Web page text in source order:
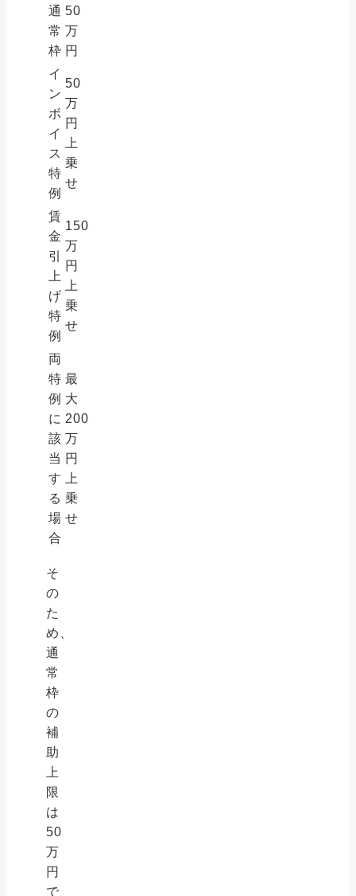
通
常
枠
50
万
円
イ
ン
ボ
イ
ス
特
例
50
万
円
上
乗
せ
賃
金
引
上
げ
特
例
150
万
円
上
乗
せ
両
特
例
に
該
当
す
る
場
合
最
大
200
万
円
上
乗
せ
そ
の
た
め、
通
常
枠
の
補
助
上
限
は
50
万
円
で